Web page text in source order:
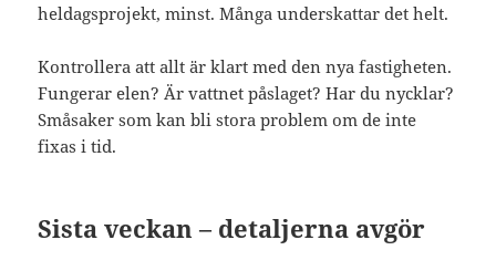
heldagsprojekt, minst. Många underskattar det helt.
Kontrollera att allt är klart med den nya fastigheten.
Fungerar elen? Är vattnet påslaget? Har du nycklar?
Småsaker som kan bli stora problem om de inte
fixas i tid.
Sista veckan – detaljerna avgör